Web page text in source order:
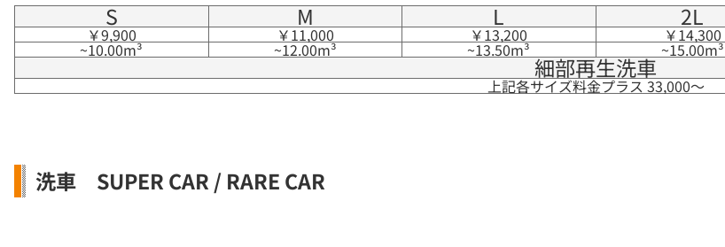
S M L 2L
￥9,900 ￥11,000 ￥13,200 ￥14,300
~10.00m³ ~12.00m³ ~13.50m³ ~15.00m³
細部再生洗車
上記各サイズ料金プラス 33,000〜
洗車 SUPER CAR / RARE CAR